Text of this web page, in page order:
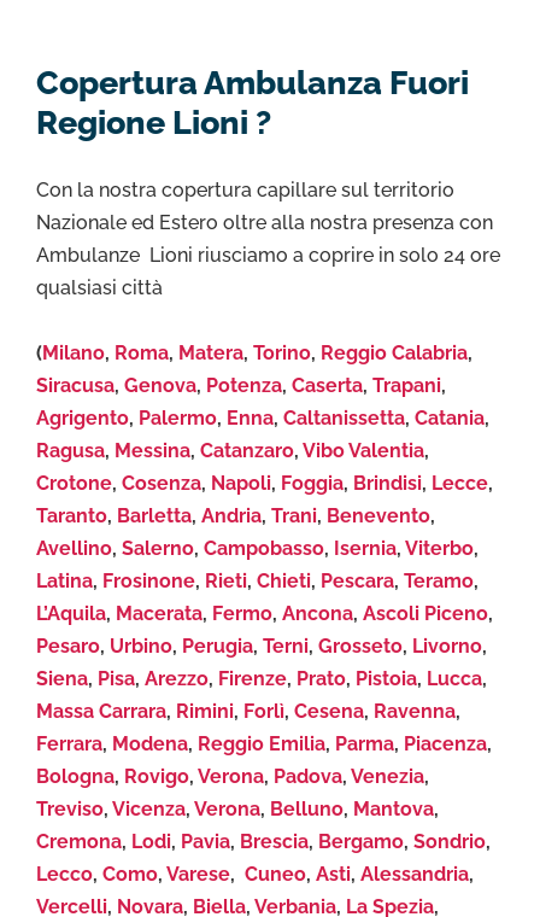
Copertura Ambulanza Fuori
Regione Lioni ?
Con la nostra copertura capillare sul territorio
Nazionale ed Estero oltre alla nostra presenza con
Ambulanze Lioni riusciamo a coprire in solo 24 ore
qualsiasi città
(Milano, Roma, Matera, Torino, Reggio Calabria,
Siracusa, Genova, Potenza, Caserta, Trapani,
Agrigento, Palermo, Enna, Caltanissetta, Catania,
Ragusa, Messina, Catanzaro, Vibo Valentia,
Crotone, Cosenza, Napoli, Foggia, Brindisi, Lecce,
Taranto, Barletta, Andria, Trani, Benevento,
Avellino, Salerno, Campobasso, Isernia, Viterbo,
Latina, Frosinone, Rieti, Chieti, Pescara, Teramo,
L’Aquila, Macerata, Fermo, Ancona, Ascoli Piceno,
Pesaro, Urbino, Perugia, Terni, Grosseto, Livorno,
Siena, Pisa, Arezzo, Firenze, Prato, Pistoia, Lucca,
Massa Carrara, Rimini, Forlì, Cesena, Ravenna,
Ferrara, Modena, Reggio Emilia, Parma, Piacenza,
Bologna, Rovigo, Verona, Padova, Venezia,
Treviso, Vicenza, Verona, Belluno, Mantova,
Cremona, Lodi, Pavia, Brescia, Bergamo, Sondrio,
Lecco, Como, Varese, Cuneo, Asti, Alessandria,
Vercelli, Novara, Biella, Verbania, La Spezia,